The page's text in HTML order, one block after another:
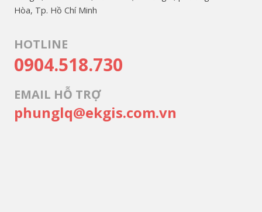
Hòa, Tp. Hồ Chí Minh
HOTLINE
0904.518.730
EMAIL HỖ TRỢ
phunglq@ekgis.com.vn